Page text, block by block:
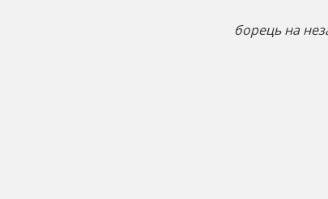
борець на